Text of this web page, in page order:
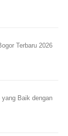
Terbaru 2026
Baik dengan